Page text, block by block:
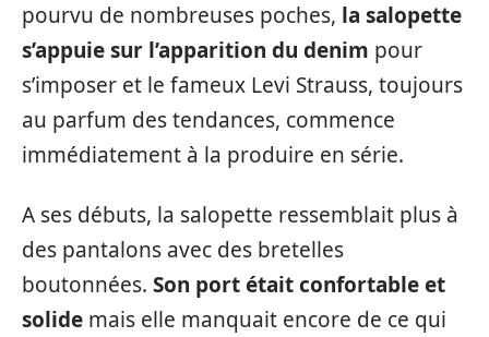
pourvu de nombreuses poches, la salopette
s’appuie sur l’apparition du denim pour
s’imposer et le fameux Levi Strauss, toujours
au parfum des tendances, commence
immédiatement à la produire en série.
A ses débuts, la salopette ressemblait plus à
des pantalons avec des bretelles
boutonnées. Son port était confortable et
solide mais elle manquait encore de ce qui